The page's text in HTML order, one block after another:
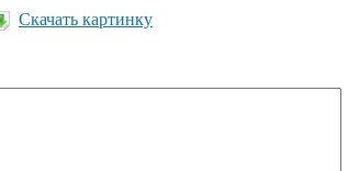
Скачать картинку